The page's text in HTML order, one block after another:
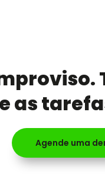
as
Agende uma